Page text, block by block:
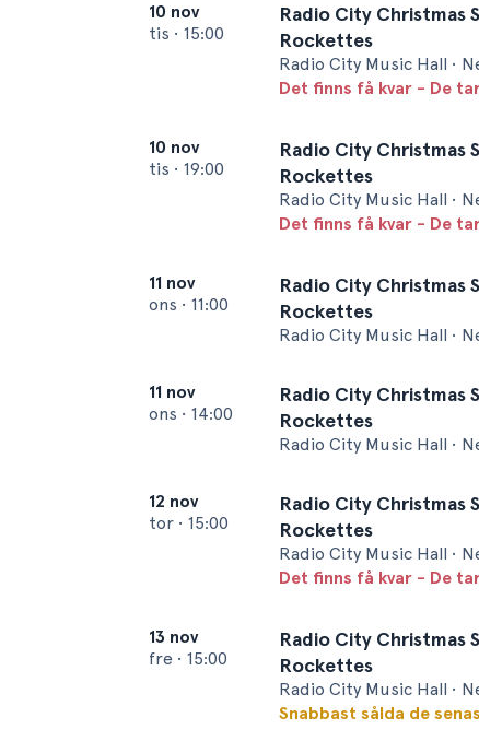
10 nov
tis • 15:00
Radio City Christmas
Rockettes
Radio City Music Hall •
Det finns få kvar - De
10 nov
tis • 19:00
Radio City Christmas
Rockettes
Radio City Music Hall •
Det finns få kvar - De
11 nov
ons • 11:00
Radio City Christmas
Rockettes
Radio City Music Hall •
11 nov
ons • 14:00
Radio City Christmas
Rockettes
Radio City Music Hall •
12 nov
tor • 15:00
Radio City Christmas
Rockettes
Radio City Music Hall •
Det finns få kvar - De
13 nov
fre • 15:00
Radio City Christmas
Rockettes
Radio City Music Hall •
Snabbast sålda de